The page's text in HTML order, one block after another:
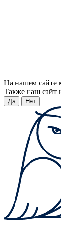
На нашем сайте
Также наш сайт
Да Нет